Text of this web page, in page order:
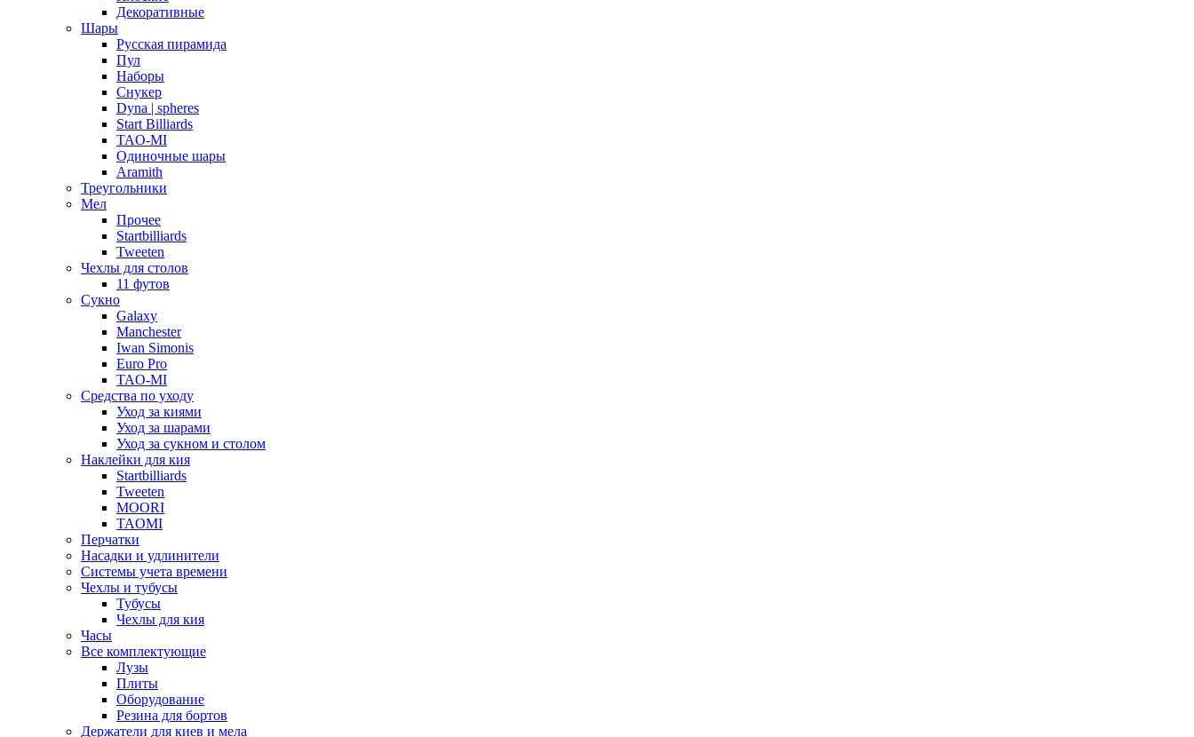
Декоративные
Шары
Русская пирамида
Пул
Наборы
Снукер
Dyna | spheres
Start Billiards
TAO-MI
Одиночные шары
Aramith
Треугольники
Мел
Прочее
Startbilliards
Tweeten
Чехлы для столов
11 футов
Сукно
Galaxy
Manchester
Iwan Simonis
Euro Pro
TAO-MI
Средства по уходу
Уход за киями
Уход за шарами
Уход за сукном и столом
Наклейки для кия
Startbilliards
Tweeten
MOORI
TAOMI
Перчатки
Насадки и удлинители
Системы учета времени
Чехлы и тубусы
Тубусы
Чехлы для кия
Часы
Все комплектующие
Лузы
Плиты
Оборудование
Резина для бортов
Держатели для киев и мела